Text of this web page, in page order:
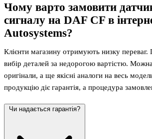
Чому варто замовити
сигналу на DAF CF в
Autosystems?
Клієнти магазину отримують низку
вибір деталей за недорогою вартістю.
оригінали, а ще якісні аналоги на весь
продукцію діє гарантія, а процедура
Чи надається гарантія?